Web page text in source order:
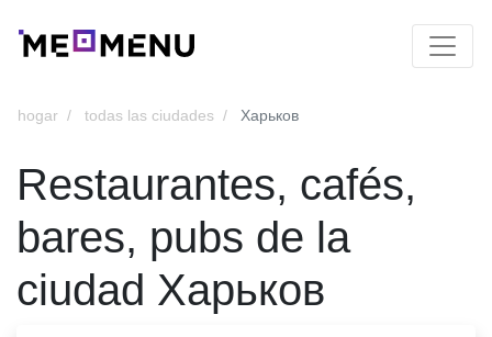
hogar todas las ciudades Харьков
Restaurantes, cafés,
bares, pubs de la
ciudad Харьков